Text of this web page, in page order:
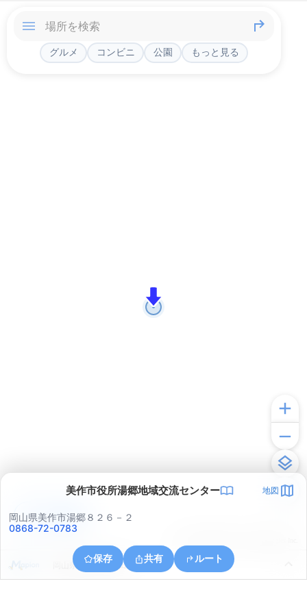
グルメ コンビニ 公園 もっと見る
美作市役所湯郷地域交流センター 地図
岡山県美作市湯郷８２６－２
0868-72-0783
保存 共有 ルート
岡山県美作市三倉田
アプリで見る